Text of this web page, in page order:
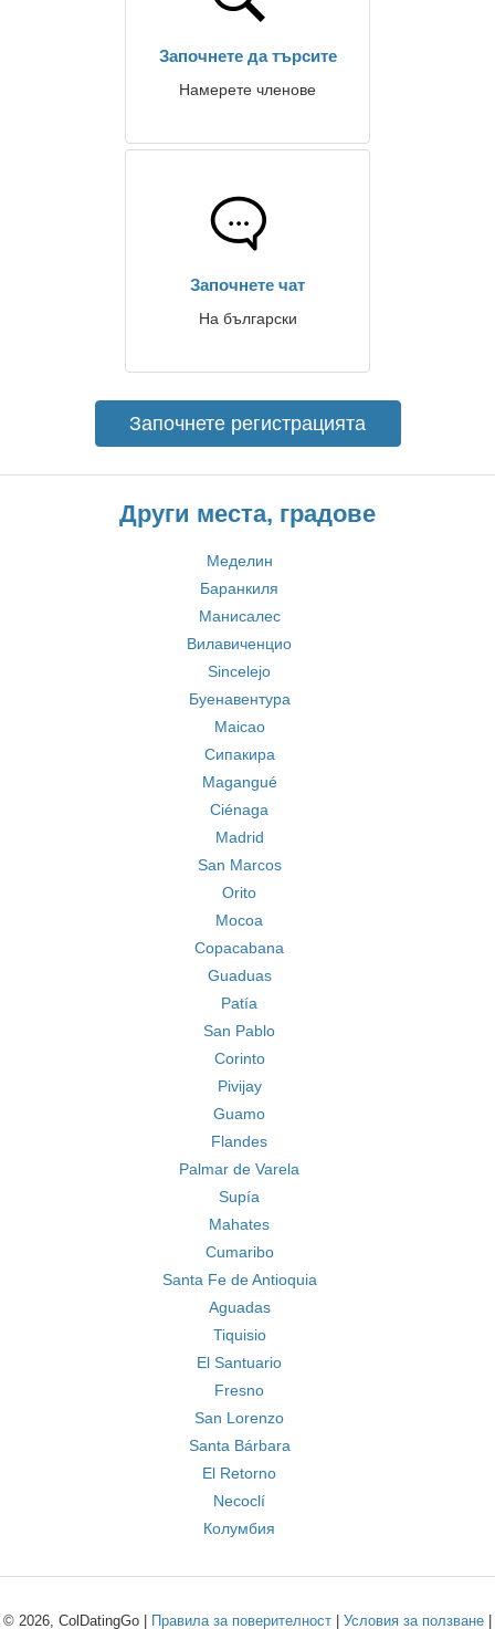
Започнете да търсите
Намерете членове
Започнете чат
На български
Започнете регистрацията
Други места, градове
Меделин
Баранкиля
Манисалес
Вилавиченцио
Sincelejo
Буенавентура
Maicao
Сипакира
Magangué
Ciénaga
Madrid
San Marcos
Orito
Mocoa
Copacabana
Guaduas
Patía
San Pablo
Corinto
Pivijay
Guamo
Flandes
Palmar de Varela
Supía
Mahates
Cumaribo
Santa Fe de Antioquia
Aguadas
Tiquisio
El Santuario
Fresno
San Lorenzo
Santa Bárbara
El Retorno
Necoclí
Колумбия
© 2026, ColDatingGo | Правила за поверителност Условия за ползване